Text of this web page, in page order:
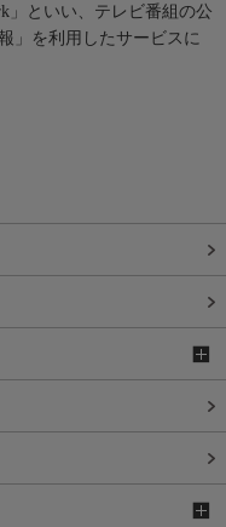
」といい、テレビ番組の公
」を利用したサービスに